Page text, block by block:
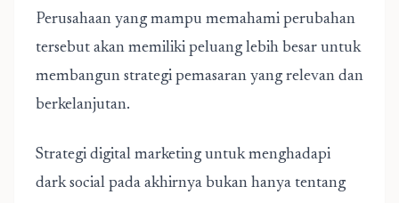
Perusahaan yang mampu memahami perubahan
tersebut akan memiliki peluang lebih besar untuk
membangun strategi pemasaran yang relevan dan
berkelanjutan.
Strategi digital marketing untuk menghadapi
dark social pada akhirnya bukan hanya tentang